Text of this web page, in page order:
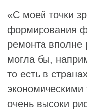
«С моей точки
формирования
ремонта вполне
могла бы,
то есть в
очень высоки